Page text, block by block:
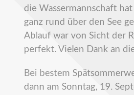
die Wassermannschaft
ganz rund über den See
Ablauf war von Sicht der
perfekt. Vielen Dank an
Bei bestem
dann am Sonntag, 19.